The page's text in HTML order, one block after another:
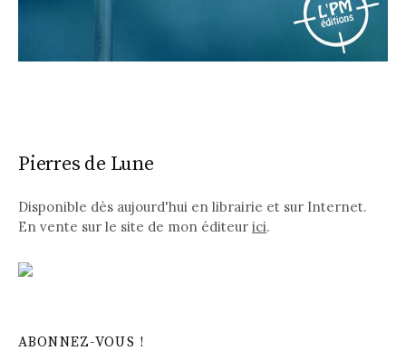
Pierres de Lune
Disponible dès aujourd'hui en librairie et sur Internet.
En vente sur le site de mon éditeur ici.
ABONNEZ-VOUS !